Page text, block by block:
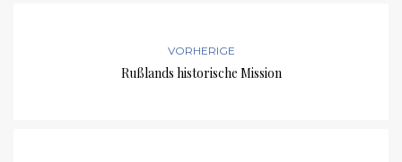
VORHERIGE
Rußlands historische Mission